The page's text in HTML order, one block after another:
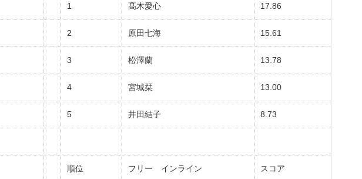
1 髙木愛心 17.86
2 原田七海 15.61
3 松澤蘭 13.78
4 宮城栞 13.00
5 井田結子 8.73
順位 フリー インライン スコア